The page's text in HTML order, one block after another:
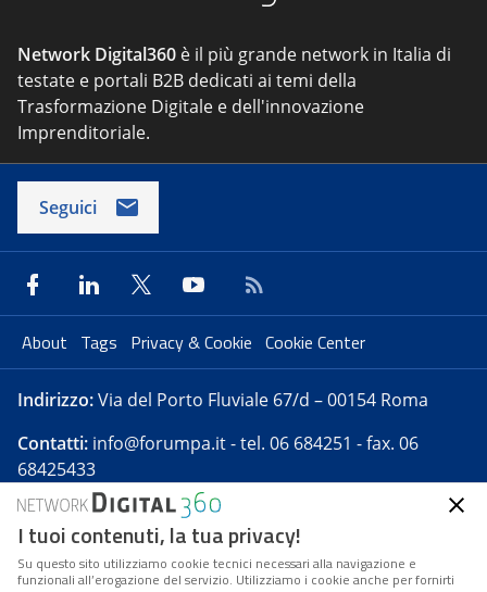
Network Digital360 è il più grande network in Italia di
testate e portali B2B dedicati ai temi della
Trasformazione Digitale e dell'innovazione
Imprenditoriale.
Seguici
About Tags Privacy & Cookie Cookie Center
Indirizzo:Via del Porto Fluviale 67/d – 00154 Roma
Contatti: info@forumpa.it- tel. 06 684251 - fax. 06
68425433
Forumpa.itè una pubblicazione telematica iscritta
presso Registro della stampa del Tribunale di Roma -
Reg. n. 182 del 2 maggio 2008 - Direttore resp. Michela
I tuoi contenuti, la tua privacy!
Su questo sito utilizziamo cookie tecnici necessari alla navigazione e
funzionali all’erogazione del servizio. Utilizziamo i cookie anche per fornirti